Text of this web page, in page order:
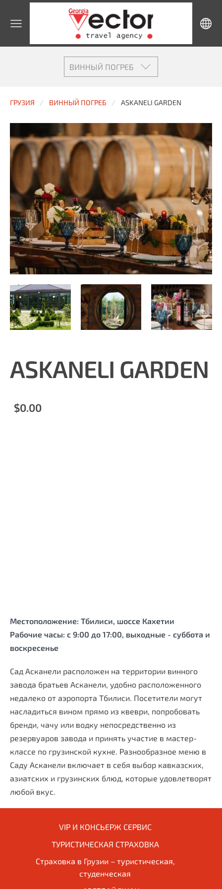
ВИННЫЙ ПОГРЕБ
ГРУЗИЯ ВИННЫЙ ПОГРЕБ ASKANELI GARDEN
ASKANELI GARDEN
$0.00
Местоположение: Тбилиси, шоссе Кахетии
Рабочие часы: с 9:00 до 17:00, выходные - суббота и
воскресенье
Сад Асканели расположен на территории винного
завода братьев Асканели, удобно расположенного
недалеко от аэропорта Тбилиси. Посетители могут
насладиться вином прямо из квеври, попробовать
бренди, чачу или водку непосредственно из
резервуаров завода и принять участие в мастер-
классе по грузинской кухне. Разнообразное меню в
Саду Асканели включает в себя выбор кавказских,
азиатских и грузинских блюд, которые удовлетворят
любой вкус.
VIP И КОНСЬЕРЖ СЕРВИС
ТУРИСТИЧЕСКАЯ СТРАХОВКА
Страховка в Грузии – туристическая,
студенческая